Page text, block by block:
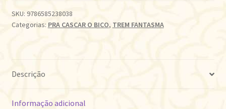
SKU: 9786585238038
Categorias: PRA CASCAR O BICO, TREM FANTASMA
Descrição
Informação adicional